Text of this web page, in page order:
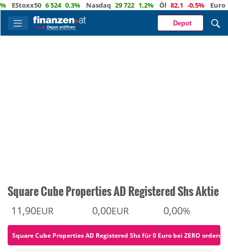
6 524 0,3% Nasdaq 29 722 1,2% Öl 82,1 -0,5% Euro
Depot
Square Cube Properties AD Registered Shs Aktie
11,90EUR 0,00EUR 0,00%
Square Cube Properties AD Registered Shs für 0 Euro bei ZERO ordern